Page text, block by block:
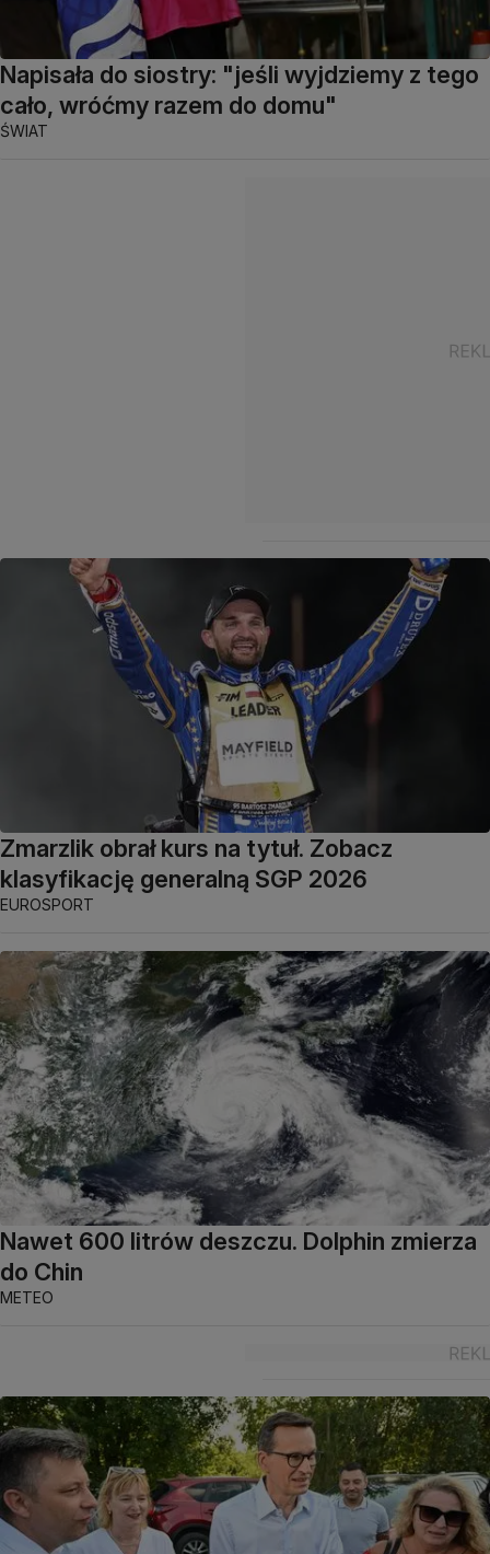
Napisała do siostry: "jeśli wyjdziemy z tego
cało, wróćmy razem do domu"
ŚWIAT
Zmarzlik obrał kurs na tytuł. Zobacz
klasyfikację generalną SGP 2026
EUROSPORT
Nawet 600 litrów deszczu. Dolphin zmierza
do Chin
METEO